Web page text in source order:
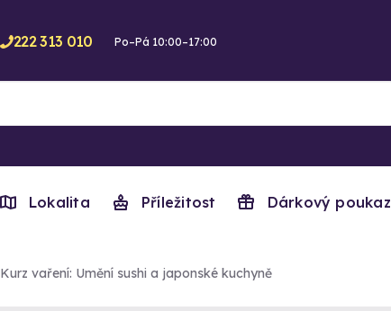
222 313 010 Po–Pá 10:00–17:00
Lokalita Příležitost Dárkový poukaz
Kurz vaření: Umění sushi a japonské kuchyně